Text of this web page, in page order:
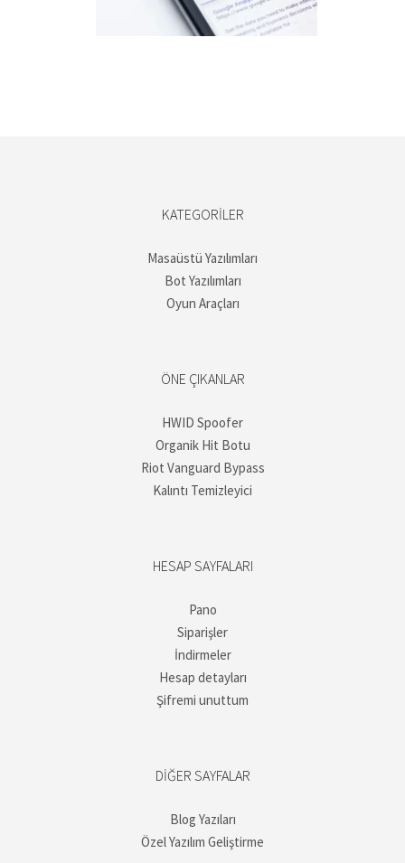
KATEGORILER
Masaüstü Yazılımları
Bot Yazılımları
Oyun Araçları
ÖNE ÇIKANLAR
HWID Spoofer
Organik Hit Botu
Riot Vanguard Bypass
Kalıntı Temizleyici
HESAP SAYFALARI
Pano
Siparişler
İndirmeler
Hesap detayları
Şifremi unuttum
DIĞER SAYFALAR
Blog Yazıları
Özel Yazılım Geliştirme